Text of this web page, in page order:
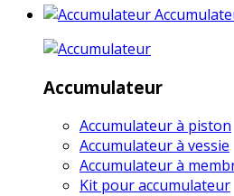
Accumulateur
Accumulateur à piston
Accumulateur à vessie
Accumulateur à
Kit pour accumulateur